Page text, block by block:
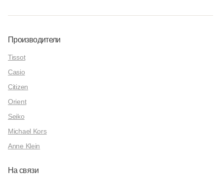
Производители
Tissot
Casio
Citizen
Orient
Seiko
Michael Kors
Anne Klein
На связи